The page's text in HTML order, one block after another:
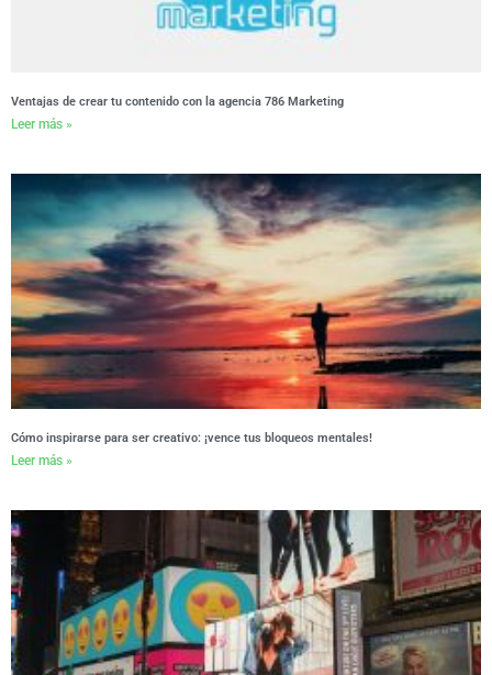
Ventajas de crear tu contenido con la agencia 786 Marketing
Leer más »
Cómo inspirarse para ser creativo: ¡vence tus bloqueos mentales!
Leer más »